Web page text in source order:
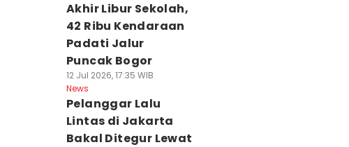
Akhir Libur Sekolah,
42 Ribu Kendaraan
Padati Jalur
Puncak Bogor
12 Jul 2026, 17:35 WIB
News
Pelanggar Lalu
Lintas di Jakarta
Bakal Ditegur Lewat